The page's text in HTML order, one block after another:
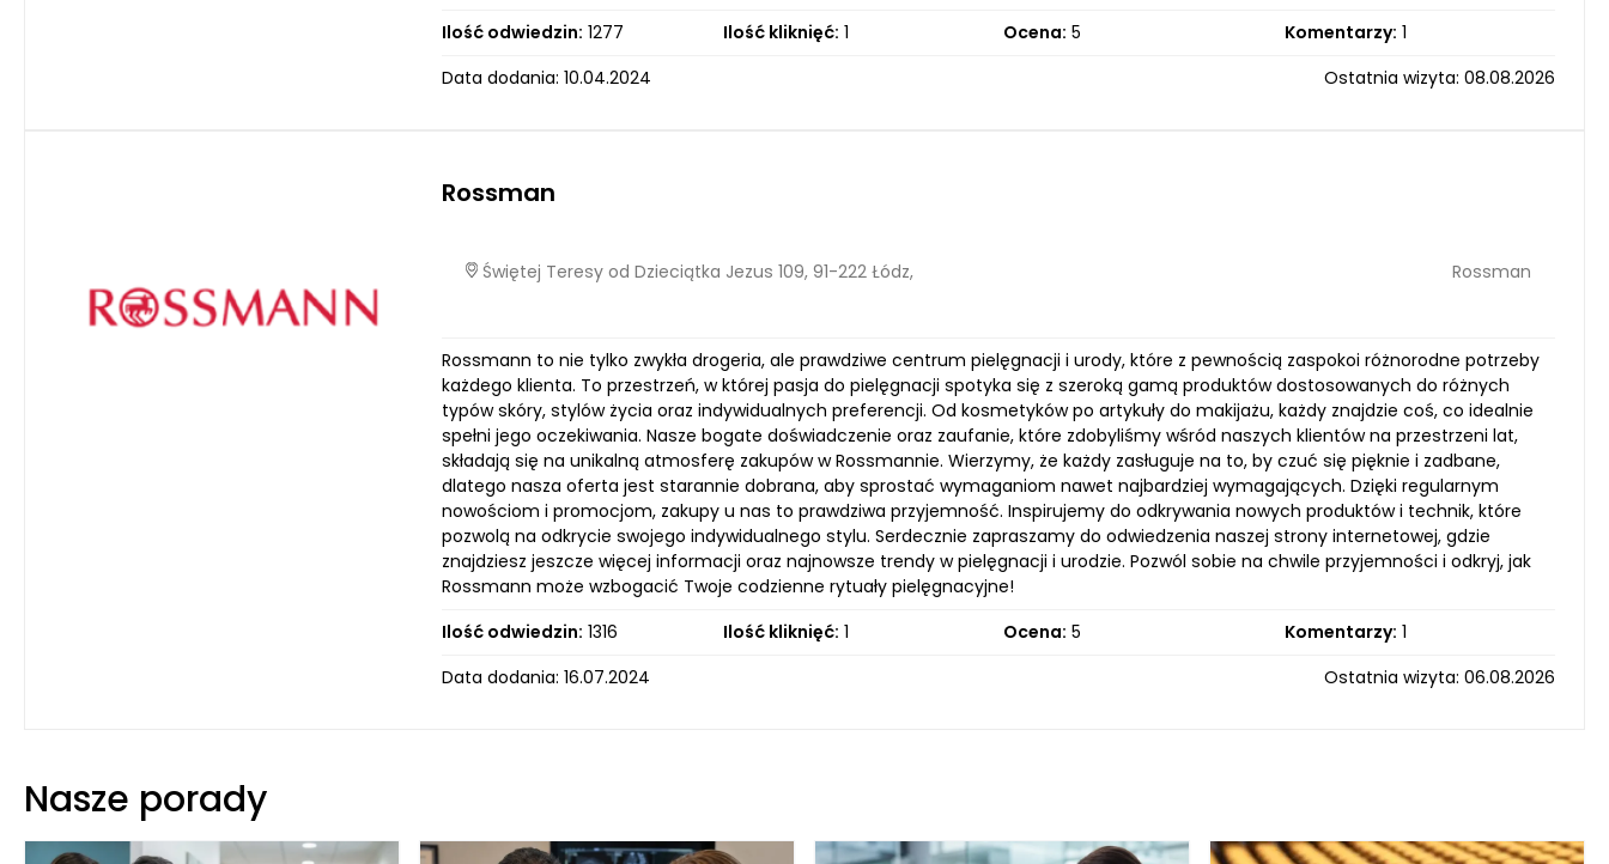
Ilość odwiedzin: 1277 Ilość kliknięć: 1 Ocena: 5 Komentarzy: 1
Data dodania: 10.04.2024
Ostatnia wizyta: 08.08.2026
Rossman
Świętej Teresy od Dzieciątka Jezus 109, 91-222 Łódz, Rossman
Rossmann to nie tylko zwykła drogeria, ale prawdziwe centrum pielęgnacji i urody, które z pewnością zaspokoi różnorodne potrzeby
każdego klienta. To przestrzeń, w której pasja do pielęgnacji spotyka się z szeroką gamą produktów dostosowanych do różnych
typów skóry, stylów życia oraz indywidualnych preferencji. Od kosmetyków po artykuły do makijażu, każdy znajdzie coś, co idealnie
spełni jego oczekiwania. Nasze bogate doświadczenie oraz zaufanie, które zdobyliśmy wśród naszych klientów na przestrzeni lat,
składają się na unikalną atmosferę zakupów w Rossmannie. Wierzymy, że każdy zasługuje na to, by czuć się pięknie i zadbane,
dlatego nasza oferta jest starannie dobrana, aby sprostać wymaganiom nawet najbardziej wymagających. Dzięki regularnym
nowościom i promocjom, zakupy u nas to prawdziwa przyjemność. Inspirujemy do odkrywania nowych produktów i technik, które
pozwolą na odkrycie swojego indywidualnego stylu. Serdecznie zapraszamy do odwiedzenia naszej strony internetowej, gdzie
znajdziesz jeszcze więcej informacji oraz najnowsze trendy w pielęgnacji i urodzie. Pozwól sobie na chwile przyjemności i odkryj, jak
Rossmann może wzbogacić Twoje codzienne rytuały pielęgnacyjne!
Ilość odwiedzin: 1316 Ilość kliknięć: 1 Ocena: 5 Komentarzy: 1
Data dodania: 16.07.2024
Ostatnia wizyta: 06.08.2026
Nasze porady